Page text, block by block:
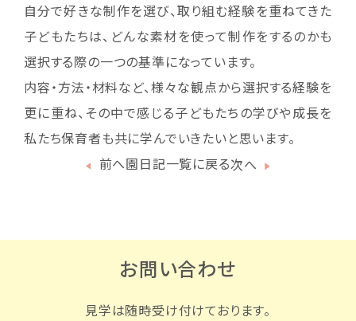
自分で好きな制作を選び、取り組む経験を重ねてきた
子どもたちは、どんな素材を使って制作をするのかも
選択する際の一つの基準になっています。
内容・方法・材料など、様々な観点から選択する経験を
更に重ね、その中で感じる子どもたちの学びや成長を
私たち保育者も共に学んでいきたいと思います。
前へ園日記一覧に戻る次へ
お問い合わせ
見学は随時受け付けております。